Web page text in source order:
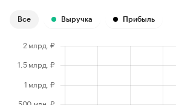
Все Выручка Прибыль